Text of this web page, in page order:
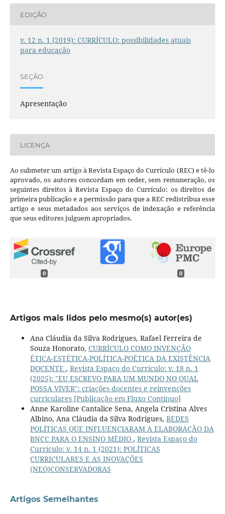
EDIÇÃO
v. 12 n. 1 (2019): CURRÍCULO: possibilidades atuais
para educação
SEÇÃO
Apresentação
LICENÇA
Ao submeter um artigo à Revista Espaço do Currículo (REC) e tê-lo
aprovado, os autores concordam em ceder, sem remuneração, os
seguintes direitos à Revista Espaço do Currículo: os direitos de
primeira publicação e a permissão para que a REC redistribua esse
artigo e seus metadados aos serviços de indexação e referência
que seus editores julguem apropriados.
0 0
Artigos mais lidos pelo mesmo(s) autor(es)
Ana Cláudia da Silva Rodrigues, Rafael Ferreira de
Souza Honorato, CURRÍCULO COMO INVENÇÃO
ÉTICA-ESTÉTICA-POLÍTICA-POÉTICA DA EXISTÊNCIA
DOCENTE , Revista Espaço do Currículo: v. 18 n. 1
(2025): "EU ESCREVO PARA UM MUNDO NO QUAL
POSSA VIVER": criações docentes e reinvenções
curriculares [Publicação em Fluxo Contínuo]
Anne Karoline Cantalice Sena, Angela Cristina Alves
Albino, Ana Cláudia da Silva Rodrigues, REDES
POLÍTICAS QUE INFLUENCIARAM A ELABORAÇÃO DA
BNCC PARA O ENSINO MÉDIO , Revista Espaço do
Currículo: v. 14 n. 1 (2021): POLÍTICAS
CURRICULARES E AS INOVAÇÕES
(NEO)CONSERVADORAS
Artigos Semelhantes